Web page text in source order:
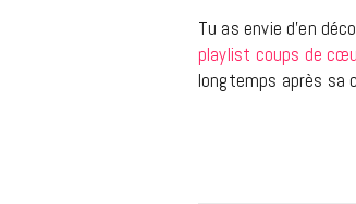
Tu as envie d’en
playlist coups de
longtemps après sa